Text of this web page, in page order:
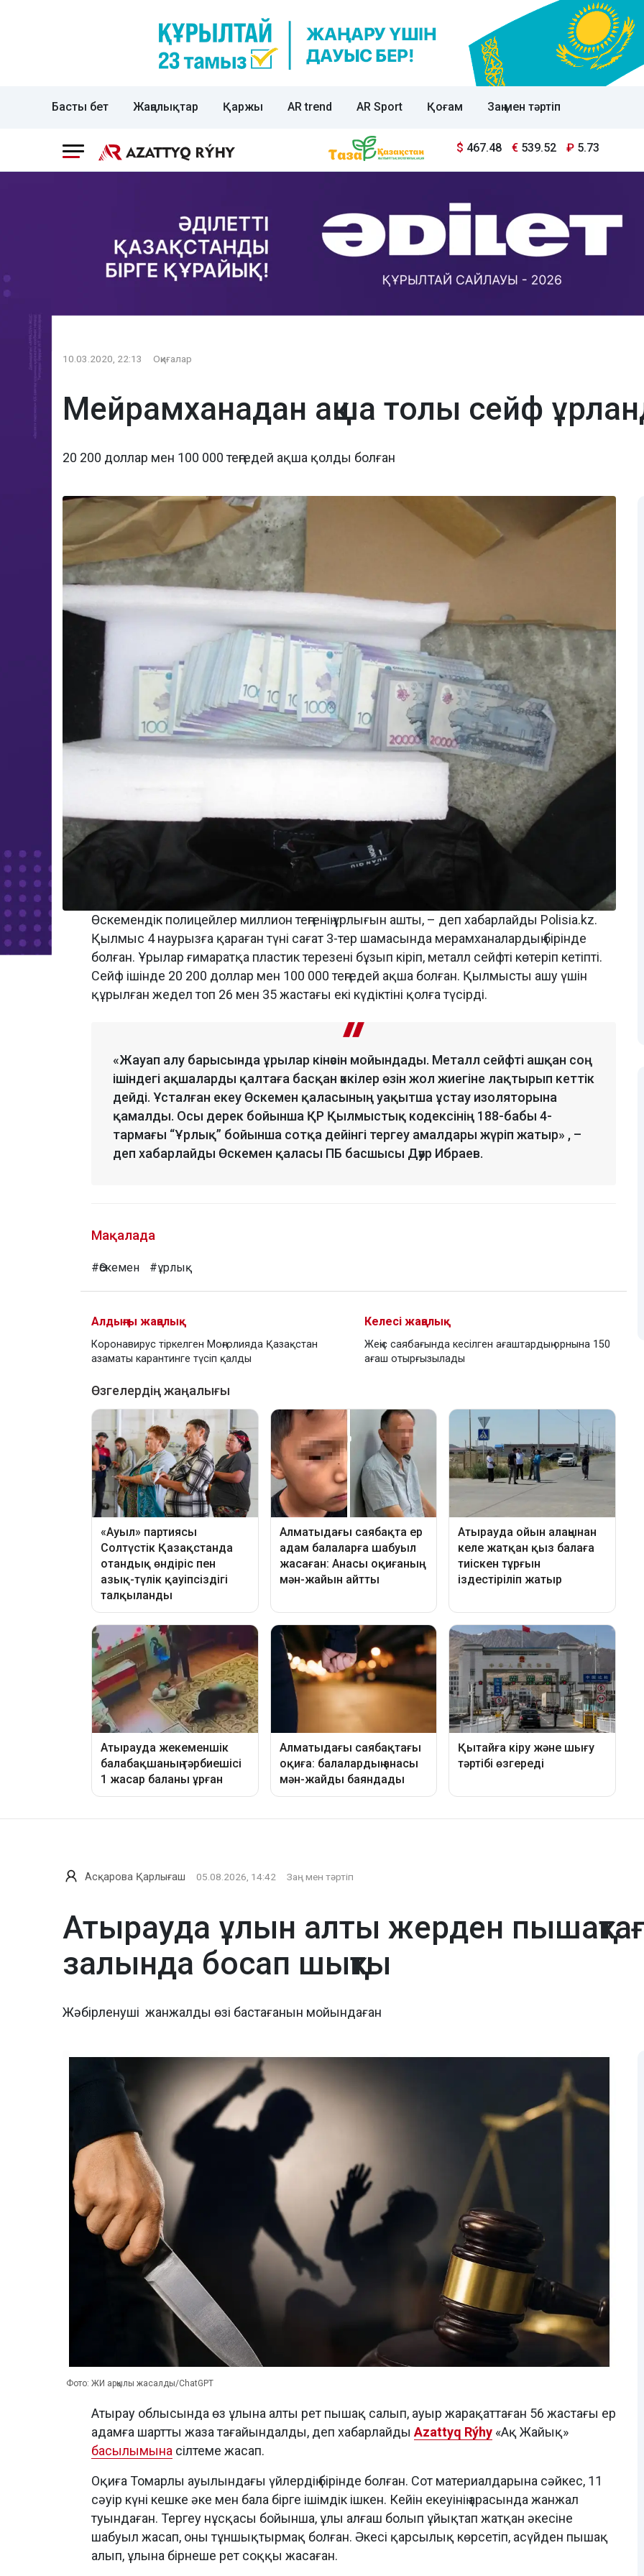
Басты бет Жаңалықтар Қаржы AR trend AR Sport Қоғам Заң мен тәртіп
$ 467.48 € 539.52 ₽ 5.73
10.03.2020, 22:13 Оқиғалар
Мейрамханадан ақша толы сейф
20 200 доллар мен 100 000 теңгедей ақша қолды болған
Өскемендік полицейлер миллион теңгенің ұрлығын ашты, – деп хабарлайды Polisia.kz.
Қылмыс 4 наурызға қараған түні сағат 3-тер шамасында мерамханалардың бірінде
болған. Ұрылар ғимаратқа пластик терезені бұзып кіріп, металл сейфті көтеріп кетіпті.
Сейф ішінде 20 200 доллар мен 100 000 теңгедей ақша болған. Қылмысты ашу үшін
құрылған жедел топ 26 мен 35 жастағы екі күдіктіні қолға түсірді.
«Жауап алу барысында ұрылар кінәсін мойындады. Металл сейфті ашқан соң
ішіндегі ақшаларды қалтаға басқан әккілер өзін жол жиегіне лақтырып кеттік
дейді. Ұсталған екеу Өскемен қаласының уақытша ұстау изоляторына
қамалды. Осы дерек бойынша ҚР Қылмыстық кодексінің 188-бабы 4-
тармағы “Ұрлық” бойынша сотқа дейінгі тергеу амалдары жүріп жатыр» , –
деп хабарлайды Өскемен қаласы ПБ басшысы Дәур Ибраев.
Мақалада
#Өскемен #ұрлық
Алдыңғы жаңалық
Коронавирус тіркелген Моңғолияда Қазақстан
азаматы карантинге түсіп қалды
Келесі жаңалық
Жеңіс саябағында кесілген ағаштардың орнына 150
ағаш отырғызылады
Асқарова Қарлығаш 05.08.2026, 14:42 Заң мен тәртіп
Атырауда ұлын алты жерден
залында босап шықты
Жәбірленуші жанжалды өзі бастағанын мойындаған
Фото: ЖИ арқылы жасалды/ChatGPT
Атырау облысында өз ұлына алты рет пышақ салып, ауыр жарақаттаған 56 жастағы ер
адамға шартты жаза тағайындалды, деп хабарлайды Azattyq Rýhy «Ақ Жайық»
басылымына сілтеме жасап.
Оқиға Томарлы ауылындағы үйлердің бірінде болған. Сот материалдарына сәйкес, 11
сәуір күні кешке әке мен бала бірге ішімдік ішкен. Кейін екеуінің арасында жанжал
туындаған. Тергеу нұсқасы бойынша, ұлы алғаш болып ұйықтап жатқан әкесіне
шабуыл жасап, оны тұншықтырмақ болған. Әкесі қарсылық көрсетіп, асүйден пышақ
алып, ұлына бірнеше рет соққы жасаған.